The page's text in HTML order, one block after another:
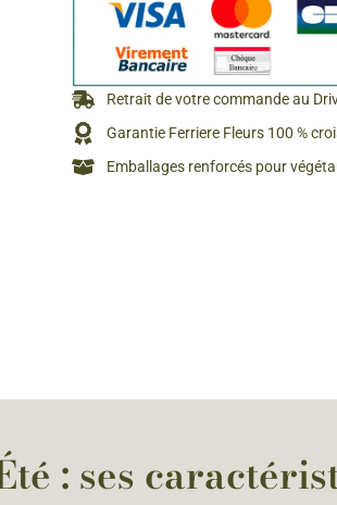
Retrait de votre commande au
Garantie Ferriere Fleurs 100 %
Emballages renforcés pour
: ses